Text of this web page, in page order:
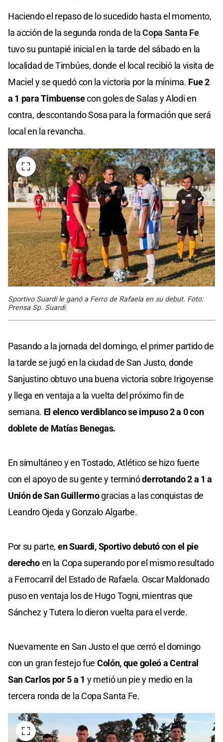
Haciendo el repaso de lo sucedido hasta el momento,
la acción de la segunda ronda de laCopa Santa Fe
tuvo su puntapié inicial en la tarde del sábado en la
localidad de Timbúes, donde el local recibió la visita de
Maciel y se quedó con la victoria por la mínima. Fue 2
a 1 para Timbuensecon goles de Salas y Alodi en
contra, descontando Sosa para la formación que será
local en la revancha.
Sportivo Suardi le ganó a Ferro de Rafaela en su debut. Foto:
Prensa Sp. Suardi.
Pasando a la jornada del domingo, el primer partido de
la tarde se jugó en la ciudad de San Justo, donde
Sanjustino obtuvo una buena victoria sobre Irigoyense
y llega en ventaja a la vuelta del próximo fin de
semana. El elenco verdiblanco se impuso 2 a 0 con
doblete de Matías Benegas.
En simultáneo y en Tostado, Atlético se hizo fuerte
con el apoyo de su gente y terminóderrotando 2 a 1 a
Unión de San Guillermogracias a las conquistas de
Leandro Ojeda y Gonzalo Algarbe.
Por su parte, en Suardi, Sportivo debutó con el pie
derechoen la Copa superando por el mismo resultado
a Ferrocarril del Estado de Rafaela. Oscar Maldonado
puso en ventaja los de Hugo Togni, mientras que
Sánchez y Tutera lo dieron vuelta para el verde.
Nuevamente en San Justo el que cerró el domingo
con un gran festejo fue Colón, que goleó a Central
San Carlos por 5 a 1 y metió un pie y medio en la
tercera ronda de la Copa Santa Fe.